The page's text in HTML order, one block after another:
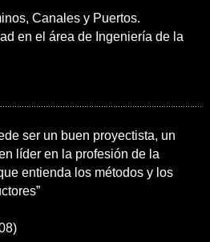
Canales y Puertos.
en el área de Ingeniería de la
ser un buen proyectista, un
líder en la profesión de la
entienda los métodos y los